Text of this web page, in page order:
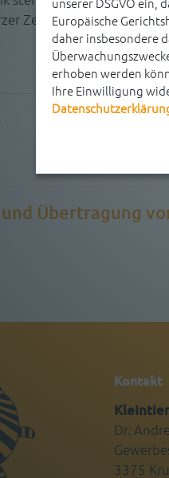
Zeit viele
Übertragung
Kontakt
Dr.
3375
unserer DSGVO ein,
Europäische
daher insbesondere
erhoben werden
Ihre Einwilligung